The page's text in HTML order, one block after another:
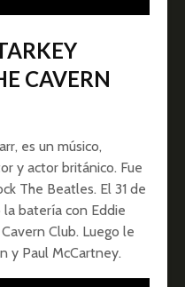
CAVERN
es un músico,
y actor británico. Fue
The Beatles. El 31 de
la batería con Eddie
Club. Luego le
y Paul McCartney.